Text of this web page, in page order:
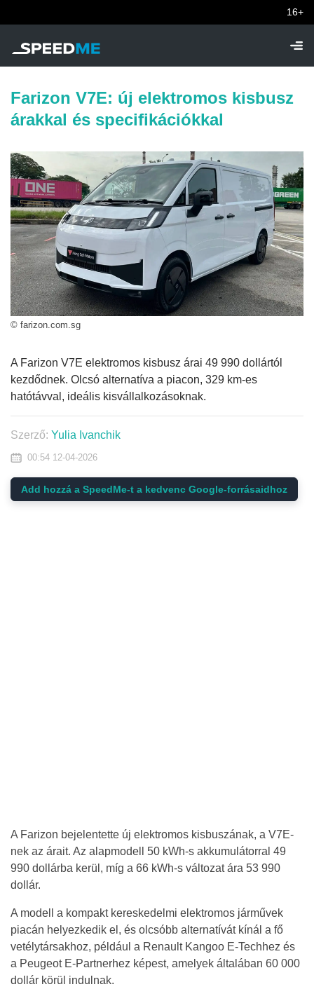
16+
Farizon V7E: új elektromos kisbusz
árakkal és specifikációkkal
© farizon.com.sg
A Farizon V7E elektromos kisbusz árai 49 990 dollártól
kezdődnek. Olcsó alternatíva a piacon, 329 km-es
hatótávval, ideális kisvállalkozásoknak.
Szerző: Yulia Ivanchik
00:54 12-04-2026
Add hozzá a SpeedMe-t a kedvenc Google-forrásaidhoz
A Farizon bejelentette új elektromos kisbuszának, a V7E-
nek az árait. Az alapmodell 50 kWh-s akkumulátorral 49
990 dollárba kerül, míg a 66 kWh-s változat ára 53 990
dollár.
A modell a kompakt kereskedelmi elektromos járművek
piacán helyezkedik el, és olcsóbb alternatívát kínál a fő
vetélytársakhoz, például a Renault Kangoo E-Techhez és
a Peugeot E-Partnerhez képest, amelyek általában 60 000
dollár körül indulnak.